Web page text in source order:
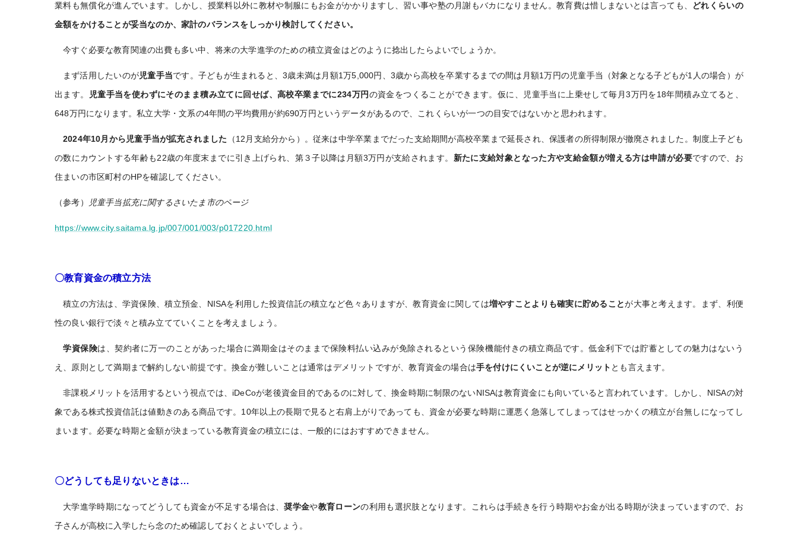
業料も無償化が進んでいます。しかし、授業料以外に教材や制服にもお金がかかりますし、習い事や塾の月謝もバカになりません。教育費は惜しまないとは言っても、
どれくらいの
金額をかけることが妥当なのか、家計のバランスをしっかり検討してください。
今すぐ必要な教育関連の出費も多い中、将来の大学進学のための積立資金はどのように捻出したらよいでしょうか。
まず活用したいのが児童手当です。子どもが生まれると、3歳未満は月額1万5,000円、3歳から高校を卒業するまでの間は月額1万円の児童手当（対象となる子どもが1人の場合）が
出ます。
児童手当を使わずにそのまま積み立てに回せば、高校卒業までに234万円の資金をつくることができます。仮に、児童手当に上乗せして毎月3万円を18年間積み立てると、
648万円になります。私立大学・文系の4年間の平均費用が約690万円というデータがあるので、これくらいが一つの目安ではないかと思われます。
2024年10月から児童手当が拡充されました
（12月支給分から）。従来は中学卒業までだった支給期間が高校卒業まで延長され、保護者の所得制限が撤廃されました。制度上子ども
の数にカウントする年齢も22歳の年度末までに引き上げられ、第３子以降は月額3万円が支給されます。 新たに支給対象となった方や支給金額が増える方は申請が必要ですので、お
住まいの市区町村のHPを確認してください。
（参考） 児童手当拡充に関するさいたま市のページ
https://www.city.saitama.lg.jp/007/001/003/p017220.html
〇教育資金の積立方法
積立の方法は、学資保険、積立預金、NISAを利用した投資信託の積立など色々ありますが、教育資金に関しては増やすことよりも確実に貯めることが大事と考えます。まず、利便
性の良い銀行で淡々と積み立てていくことを考えましょう。
学資保険は、契約者に万一のことがあった場合に満期金はそのままで保険料払い込みが免除されるという保険機能付きの積立商品です。低金利下では貯蓄としての魅力はないう
え、原則として満期まで解約しない前提です。換金が難しいことは通常はデメリットですが、教育資金の場合は手を付けにくいことが逆にメリット とも言えます。
非課税メリットを活用するという視点では、iDeCoが老後資金目的であるのに対して、換金時期に制限のないNISAは教育資金にも向いていると言われています。しかし、NISAの対
象である株式投資信託は値動きのある商品です。10年以上の長期で見ると右肩上がりであっても、資金が必要な時期に運悪く急落してしまってはせっかくの積立が台無しになってし
まいます。必要な時期と金額が決まっている教育資金の積立には、一般的にはおすすめできません。
〇どうしても足りないときは…
大学進学時期になってどうしても資金が不足する場合は、奨学金や教育ローンの利用も選択肢となります。これらは手続きを行う時期やお金が出る時期が決まっていますので、お
子さんが高校に入学したら念のため確認しておくとよいでしょう。